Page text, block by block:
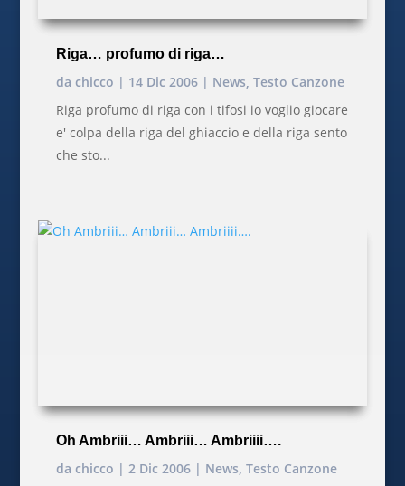
Riga… profumo di riga…
da chicco | 14 Dic 2006| News Testo Canzone
Riga profumo di riga con i tifosi io voglio giocare
e' colpa della riga del ghiaccio e della riga sento
che sto...
Oh Ambriii… Ambriii… Ambriiii….
da chicco | 2 Dic 2006| News Testo Canzone